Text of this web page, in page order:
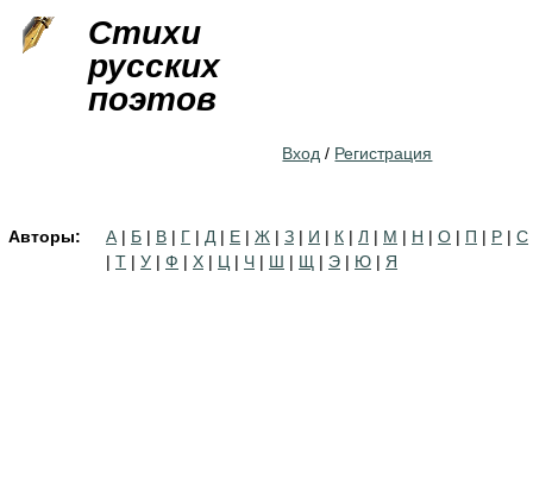
Стихи
русских
поэтов
Вход / Регистрация
Авторы: А | Б | В | Г | Д | Е | Ж | З | И | К | Л | М | Н | О | П | Р | С
| Т | У | Ф | Х | Ц | Ч | Ш | Щ | Э | Ю | Я